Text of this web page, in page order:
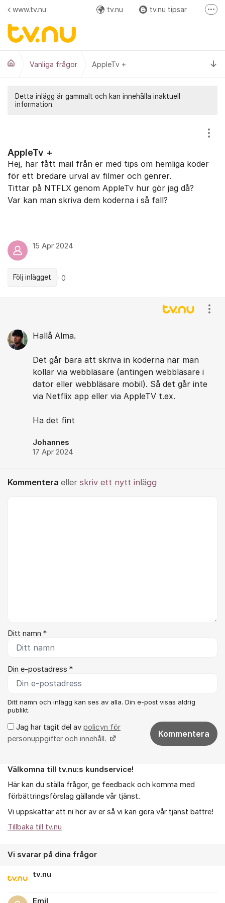
Hoppa till innehåll
www.tv.nu tv.nu tv.nu tipsar
Vanliga frågor AppleTv +
Detta inlägg är gammalt och kan innehålla inaktuell
information.
AppleTv +
Hej, har fått mail från er med tips om hemliga koder
för ett bredare urval av filmer och genrer.
Tittar på NTFLX genom AppleTv hur gör jag då?
Var kan man skriva dem koderna i så fall?
15 Apr 2024
Följ inlägget 0
Hallå Alma.
Det går bara att skriva in koderna när man
kollar via webbläsare (antingen webbläsare i
dator eller webbläsare mobil). Så det går inte
via Netflix app eller via AppleTV t.ex.
Ha det fint
Johannes
17 Apr 2024
Kommentera eller skriv ett nytt inlägg
Ditt namn *
Din e-postadress *
Ditt namn och inlägg kan ses av alla. Din e-post visas aldrig
publikt.
Jag har tagit del av policyn för
personuppgifter och innehåll.
Kommentera
Om forumet
Välkomna till tv.nu:s kundservice!
Här kan du ställa frågor, ge feedback och komma med
förbättringsförslag gällande vår tjänst.
Vi uppskattar att ni hör av er så vi kan göra vår tjänst bättre!
Tillbaka till tv.nu
Vi svarar på dina frågor
tv.nu
Emil